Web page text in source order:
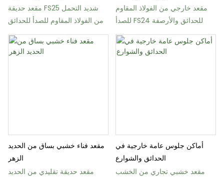
مقعد حديقة FS25 شديد التحمل
من الفولاذ المقاوم للصدأ للحدائق
مقعد خارجي من الفولاذ المقاوم
للصدأ FS24 للحدائق والأرصفة
مقعد فناء خشبي بساق من الحديد
الزهر
مقعد حديقة تقليدي من الحديد
أماكن جلوس عامة خارجية في
الحدائق والشوارع
مقعد خشبي تجاري من الخشب